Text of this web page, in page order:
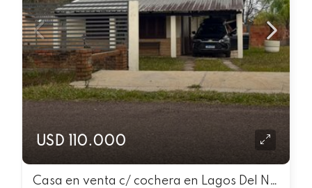
USD 110.000
Casa en venta c/ cochera en Lagos Del Norte